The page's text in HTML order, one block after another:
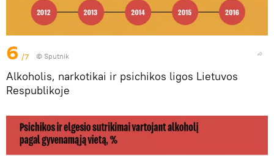
6 /7 © Sputnik
Alkoholis, narkotikai ir psichikos ligos Lietuvos
Respublikoje